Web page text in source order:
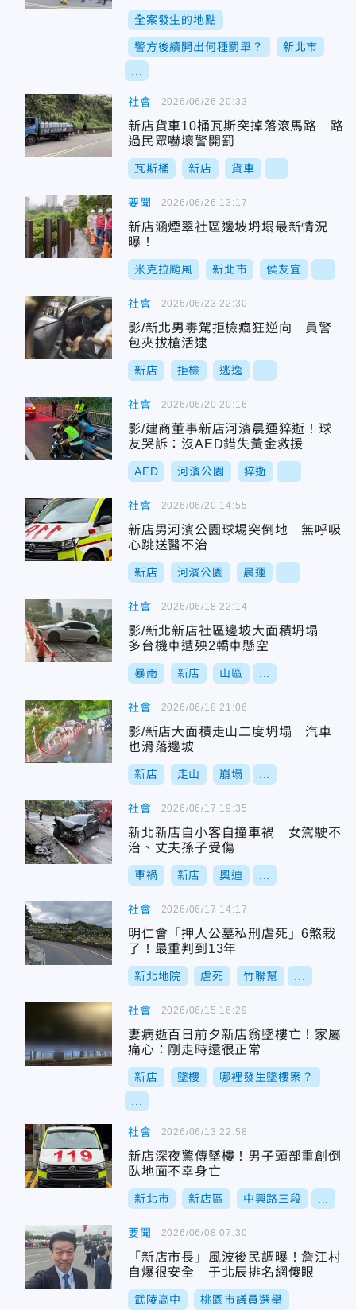
全案發生的地點
警方後續開出何種罰單？ 新北市
社會
新店貨車10桶瓦斯突掉落滾馬路 路
過民眾嚇壞警開罰
瓦斯桶 新店 貨車
2026/06/26 20:33
要聞
新店涵煙翠社區邊坡坍塌最新情況
曝！
米克拉颱風 新北市 侯友宜
2026/06/26 13:17
社會
影/新北男毒駕拒檢瘋狂逆向 員警
包夾拔槍活逮
新店 拒檢 逃逸
2026/06/23 22:30
社會
影/建商董事新店河濱晨運猝逝！球
友哭訴：沒AED錯失黃金救援
AED 河濱公園 猝逝
2026/06/20 20:16
社會
新店男河濱公園球場突倒地 無呼吸
心跳送醫不治
新店 河濱公園 晨運
2026/06/20 14:55
社會
影/新北新店社區邊坡大面積坍塌
多台機車遭殃2轎車懸空
暴雨 新店 山區
2026/06/18 22:14
社會
影/新店大面積走山二度坍塌 汽車
也滑落邊坡
新店 走山 崩塌
2026/06/18 21:06
社會
新北新店自小客自撞車禍 女駕駛不
治、丈夫孫子受傷
車禍 新店 奧迪
2026/06/17 19:35
社會
明仁會「押人公墓私刑虐死」6煞栽
了！最重判到13年
新北地院 虐死 竹聯幫
2026/06/17 14:17
社會
妻病逝百日前夕新店翁墜樓亡！家屬
痛心：剛走時還很正常
新店 墜樓 哪裡發生墜樓案？
2026/06/15 16:29
社會
新店深夜驚傳墜樓！男子頭部重創倒
臥地面不幸身亡
新北市 新店區 中興路三段
2026/06/13 22:58
要聞
「新店市長」風波後民調曝！詹江村
自爆很安全 于北辰排名網傻眼
武陵高中 桃園市議員選舉
2026/06/08 07:30